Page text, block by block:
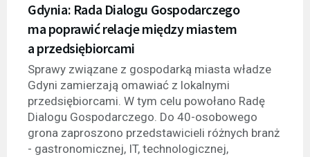
Gdynia: Rada Dialogu Gospodarczego
ma poprawić relacje między miastem
a przedsiębiorcami
Sprawy związane z gospodarką miasta władze
Gdyni zamierzają omawiać z lokalnymi
przedsiębiorcami. W tym celu powołano Radę
Dialogu Gospodarczego. Do 40-osobowego
grona zaproszono przedstawicieli różnych branż
- gastronomicznej, IT, technologicznej,